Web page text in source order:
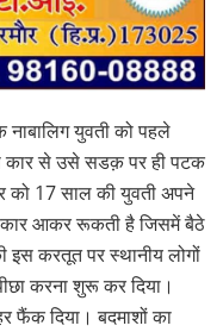
युवती को पहले
कार से उसे सडक़ पर ही पटक
को 17 साल की युवती अपने
कार आकर रूकती है जिसमें बैठे
करतूत पर स्थानीय लोगों
करना शुरू कर दिया।
फैंक दिया। बदमाशों का